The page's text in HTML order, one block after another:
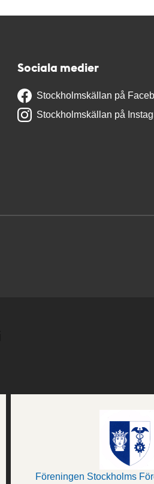
Sociala medier
Stockholmskällan på
Stockholmskällan på
Föreningen Stockholms